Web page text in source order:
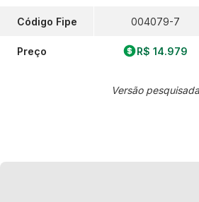
Código Fipe
Preço
004079-7
R$ 14.979
Versão pesquisada